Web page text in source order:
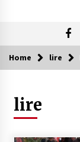
Home lire
lire